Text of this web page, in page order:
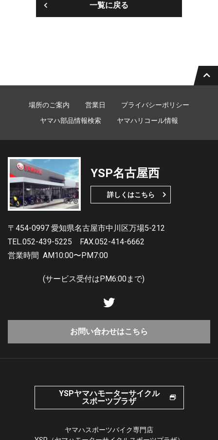
一覧に戻る
場所のご案内 営業日
プライバシーポリシー
ヤマハ部品情報検索
ヤマハリコール情報
YSP名古屋西
詳しくはこちら
〒454-0997 愛知県名古屋市中川区万場5-212
TEL.052-439-5225
FAX.052-414-6662
営業時間 AM10:00〜PM7:00
(サービス受付はPM6:00まで)
お問い合わせはこちら
YSPヤマハモーターサイクル
スポーツプラザ
ヤマハスポーツバイク専門店